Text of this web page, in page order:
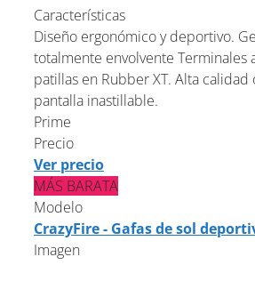
Características
Diseño ergonómico y deportivo.
totalmente envolvente Terminales
patillas en Rubber XT. Alta calidad
pantalla inastillable.
Prime
Precio
Ver precio
MÁS BARATA
Modelo
CrazyFire - Gafas de sol
Imagen